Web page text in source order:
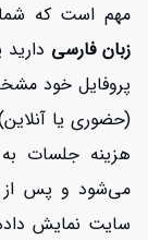
مهم است که
زبان فارسی
پروفایل خود
(حضوری یا
هزینه جلسات به
می‌شود و پس از
سایت نمایش